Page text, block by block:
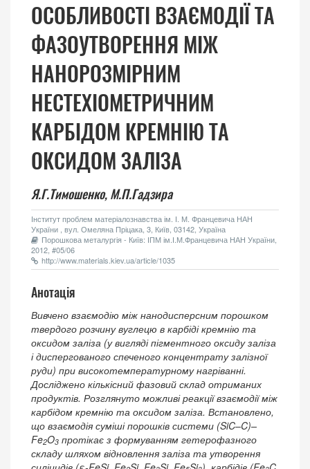
ОСОБЛИВОСТI ВЗАЄМОДIЇ ТА
ФАЗОУТВОРЕННЯ МIЖ
НАНОРОЗМIРНИМ
НЕСТЕХIОМЕТРИЧНИМ
КАРБІДОМ КРЕМНІЮ ТА
ОКСИДОМ ЗАЛIЗА
Я.Г.Тимошенко, М.П.Гадзира
Інститут проблем матеріалознавства ім. І. М. Францевича НАН
України , вул. Омеляна Пріцака, 3, Київ, 03142, Україна
Порошкова металургія - Київ: ІПМ ім.І.М.Францевича НАН України,
2012, #05/06
http://www.materials.kiev.ua/article/1035
Анотація
Вивчено взаємодію між нанодисперсним порошком
твердого розчину вуглецю в карбіді кремнію та
оксидом заліза (у вигляді пігментного оксиду заліза
і диспергованого спеченого концентрату залізної
руди) при високотемпературному нагріванні.
Досліджено кількісний фазовий склад отриманих
продуктів. Розглянуто можливі реакції взаємодії між
карбідом кремнію та оксидом заліза. Встановлено,
що взаємодія суміші порошків системи (SiC–C)–
Fe2O3 протікає з формуванням гетерофазного
складу шляхом відновлення заліза та утворення